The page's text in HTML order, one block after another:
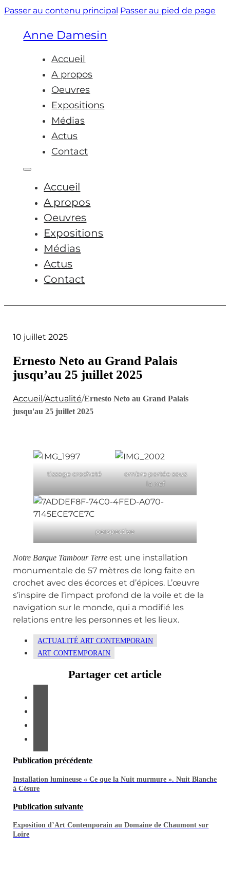
Passer au contenu principal Passer au pied de page
Anne Damesin
Accueil
A propos
Oeuvres
Expositions
Médias
Actus
Contact
Accueil
A propos
Oeuvres
Expositions
Médias
Actus
Contact
10 juillet 2025
Ernesto Neto au Grand Palais
jusqu’au 25 juillet 2025
Accueil/Actualité/Ernesto Neto au Grand Palais
jusqu'au 25 juillet 2025
tissage crocheté
ombre portée sous
la nef
perspective
Notre Barque Tambour Terre est une installation
monumentale de 57 mètres de long faite en
crochet avec des écorces et d’épices. L’œuvre
s’inspire de l’impact profond de la voile et de la
navigation sur le monde, qui a modifié les
relations entre les personnes et les lieux.
ACTUALITÉ ART CONTEMPORAIN
ART CONTEMPORAIN
Partager cet article
Publication précédente
Installation lumineuse « Ce que la Nuit murmure ». Nuit Blanche
à Césure
Publication suivante
Exposition d’Art Contemporain au Domaine de Chaumont sur
Loire